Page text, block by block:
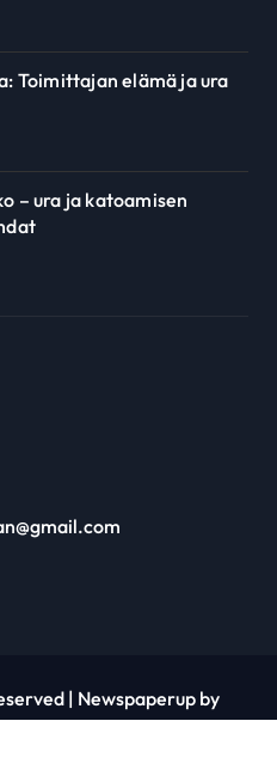
Toimittajan elämä ja ura
– ura ja katoamisen
| Newspaperup by